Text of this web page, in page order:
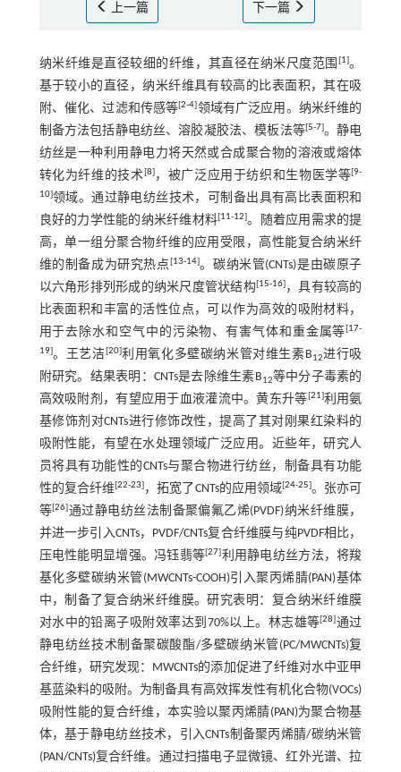
上一篇 下一篇
纳米纤维是直径较细的纤维，其直径在纳米尺度范围 [1]。
基于较小的直径，纳米纤维具有较高的比表面积，其在吸
附、催化、过滤和传感等[2-4]领域有广泛应用。纳米纤维的
制备方法包括静电纺丝、溶胶凝胶法、模板法等[5-7]。静电
纺丝是一种利用静电力将天然或合成聚合物的溶液或熔体
转化为纤维的技术[8]，被广泛应用于纺织和生物医学等[9-
10]领域。通过静电纺丝技术，可制备出具有高比表面积和
良好的力学性能的纳米纤维材料[11-12]。随着应用需求的提
高，单一组分聚合物纤维的应用受限，高性能复合纳米纤
维的制备成为研究热点 [13-14]。碳纳米管(CNTs)是由碳原子
以六角形排列形成的纳米尺度管状结构[15-16]，具有较高的
比表面积和丰富的活性位点，可以作为高效的吸附材料，
用于去除水和空气中的污染物、有害气体和重金属等[17-
19]。王艺洁 [20]利用氧化多壁碳纳米管对维生素B12进行吸
附研究。结果表明：CNTs是去除维生素B12等中分子毒素的
高效吸附剂，有望应用于血液灌流中。黄东升等[21]利用氨
基修饰剂对CNTs进行修饰改性，提高了其对刚果红染料的
吸附性能，有望在水处理领域广泛应用。近些年，研究人
员将具有功能性的CNTs与聚合物进行纺丝，制备具有功能
性的复合纤维[22-23] ，拓宽了CNTs的应用领域[24-25]。张亦可
等[26]通过静电纺丝法制备聚偏氟乙烯(PVDF)纳米纤维膜，
并进一步引入CNTs，PVDF/CNTs复合纤维膜与纯PVDF相比，
压电性能明显增强。冯钰翡等[27]利用静电纺丝方法，将羧
基化多壁碳纳米管(MWCNTs-COOH)引入聚丙烯腈(PAN)基体
中，制备了复合纳米纤维膜。研究表明：复合纳米纤维膜
对水中的铅离子吸附效率达到70%以上。林志雄等[28]通过
静电纺丝技术制备聚碳酸酯/多壁碳纳米管(PC/MWCNTs)复
合纤维，研究发现：MWCNTs的添加促进了纤维对水中亚甲
基蓝染料的吸附。为制备具有高效挥发性有机化合物(VOCs)
吸附性能的复合纤维，本实验以聚丙烯腈(PAN)为聚合物基
体，基于静电纺丝技术，引入CNTs制备聚丙烯腈/碳纳米管
(PAN/CNTs)复合纤维。通过扫描电子显微镜、红外光谱、拉